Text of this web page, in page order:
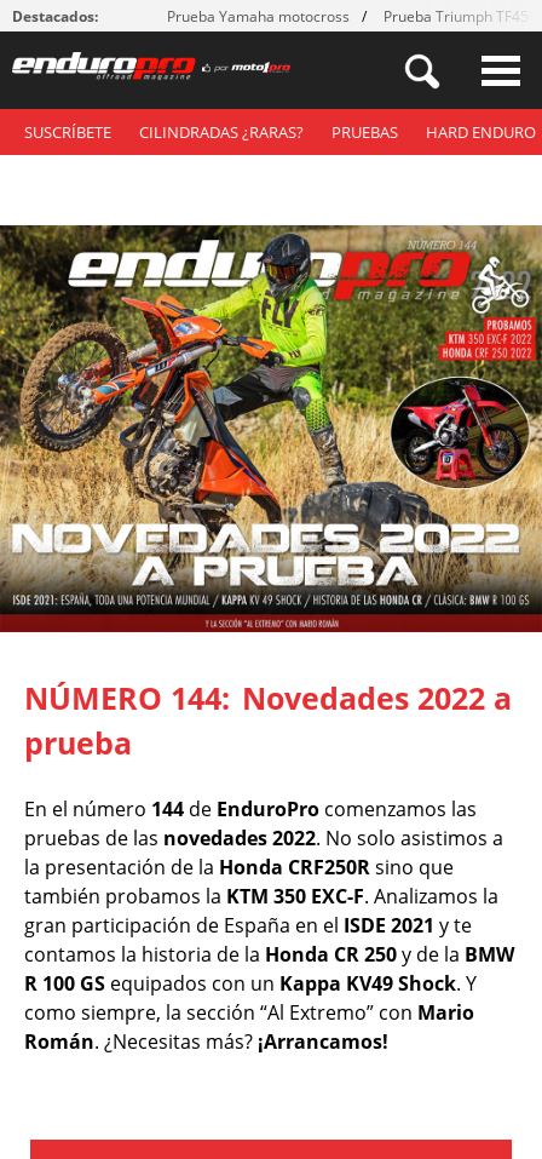
Destacados: Prueba Yamaha motocross Prueba Triumph
SUSCRÍBETE CILINDRADAS ¿RARAS? PRUEBAS HARD ENDURO
NÚMERO 144: Novedades 2022 a
prueba
En el número 144 de EnduroPro comenzamos las
pruebas de las novedades 2022. No solo asistimos a
la presentación de la Honda CRF250Rsino que
también probamos la KTM 350 EXC-F. Analizamos la
gran participación de España en el ISDE 2021 y te
contamos la historia de la Honda CR 250y de la BMW
R 100 GS equipados con un Kappa KV49 Shock. Y
como siempre, la sección “Al Extremo” con Mario
Román. ¿Necesitas más? ¡Arrancamos!